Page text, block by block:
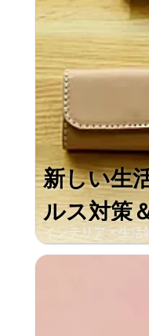
新しい生
ルス対策
インテリア・生活